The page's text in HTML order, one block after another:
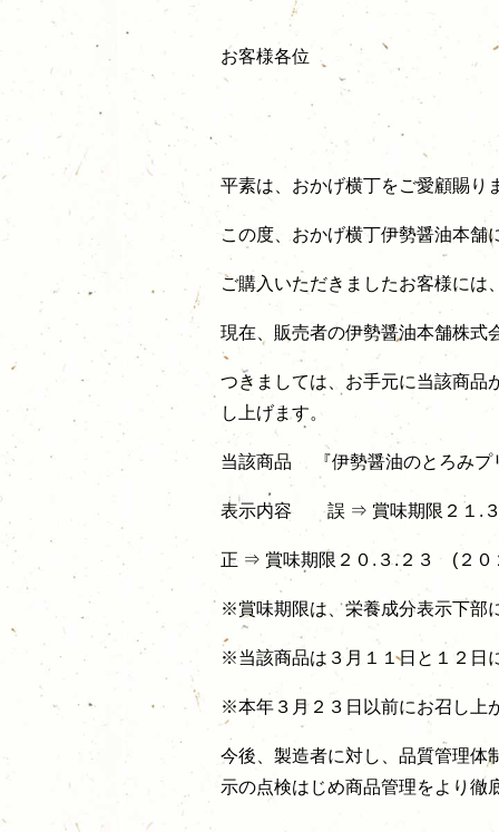
お客様各位
平素は、おかげ横丁をご愛顧賜り
この度、おかげ横丁伊勢醤油本舗
ご購入いただきましたお客様には
現在、販売者の伊勢醤油本舗株式
つきましては、お手元に当該商品
し上げます。
当該商品 『伊勢醤油のとろみプ
表示内容 誤 ⇒ 賞味期限２１.３
正 ⇒ 賞味期限２０.３.２３ (２０
※賞味期限は、栄養成分表示下部
※当該商品は３月１１日と１２日
※本年３月２３日以前にお召し上
今後、製造者に対し、品質管理体
示の点検はじめ商品管理をより徹